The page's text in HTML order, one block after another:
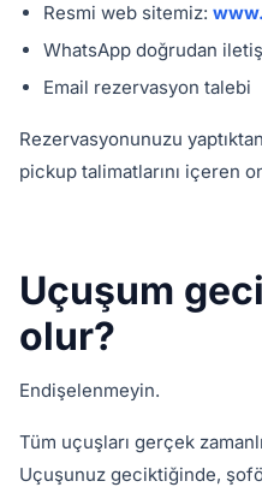
Resmi web sitemiz:
WhatsApp doğrudan
Email rezervasyon talebi
Rezervasyonunuzu
pickup talimatlarını içeren
Uçuşum
olur?
Endişelenmeyin.
Tüm uçuşları gerçek
Uçuşunuz geciktiğinde,